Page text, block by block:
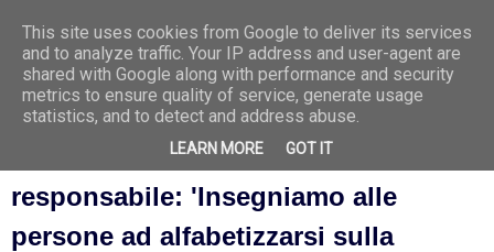
8 Ago
2026
Educazione a una scelta
responsabile: 'Insegniamo alle
persone ad alfabetizzarsi sulla
This site uses cookies from Google to deliver its services
and to analyze traffic. Your IP address and user-agent are
shared with Google along with performance and security
metrics to ensure quality of service, generate usage
statistics, and to detect and address abuse.
LEARN MORE GOT IT